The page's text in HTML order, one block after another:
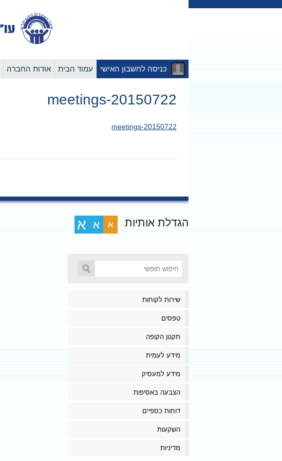
כניסה לחשבון האישי עמוד הבית אודות החברה
20150722-meetings
20150722-meetings
הגדלת אותיות א א א
שירות לקוחות
טפסים
תקנון הקופה
מידע לעמית
מידע למעסיק
הצבעה באסיפות
דוחות כספיים
השקעות
מדיניות